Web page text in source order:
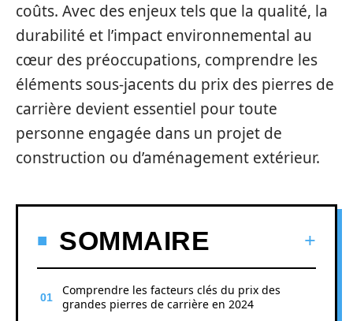
coûts. Avec des enjeux tels que la qualité, la
durabilité et l’impact environnemental au
cœur des préoccupations, comprendre les
éléments sous-jacents du prix des pierres de
carrière devient essentiel pour toute
personne engagée dans un projet de
construction ou d’aménagement extérieur.
SOMMAIRE
Comprendre les facteurs clés du prix des
grandes pierres de carrière en 2024